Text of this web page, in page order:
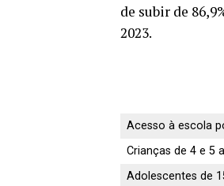
de subir de
2023.
Acesso à escola
Crianças de 4 e 5
Adolescentes de